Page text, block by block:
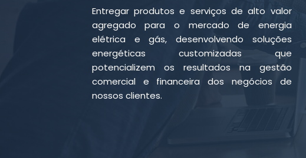
Entregar produtos e serviços de alto valor
agregado para o mercado de energia
elétrica e gás, desenvolvendo soluções
energéticas customizadas que
potencializem os resultados na gestão
comercial e financeira dos negócios de
nossos clientes.